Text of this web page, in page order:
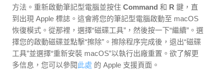
方法。重新啟動筆記型電腦並按住 Command 和 R 鍵，直
到出現 Apple 標誌。這會將您的筆記型電腦啟動至 macOS
恢復模式。從那裡，選擇“磁碟工具”，然後按一下“繼續”。選
擇您的啟動磁碟並點擊“擦除”。擦除程序完成後，退出“磁碟
工具”並選擇“重新安裝 macOS”以執行出廠重置。欲了解更
多信息，您可以參閱 此處 的 Apple 支援頁面。